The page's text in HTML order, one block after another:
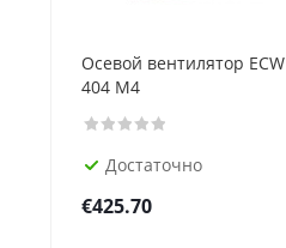
Осевой вентилятор ECW
404 M4
Достаточно
€425.70